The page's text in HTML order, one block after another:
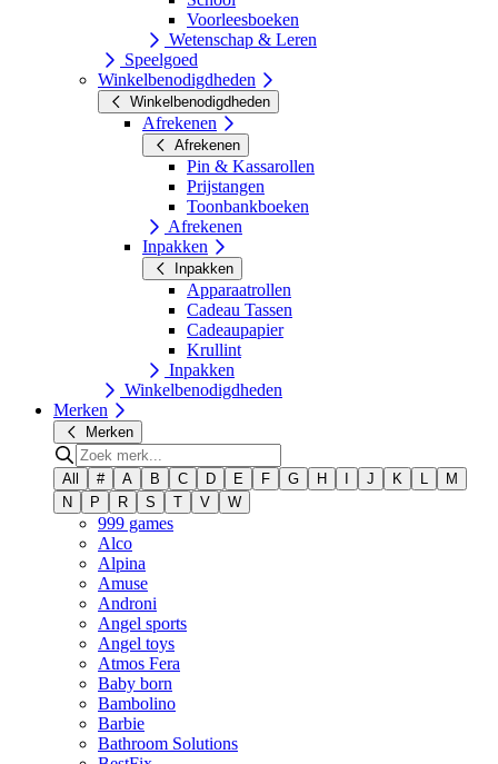
Voorleesboeken
Wetenschap & Leren
Speelgoed
Winkelbenodigdheden
Winkelbenodigdheden
Afrekenen
Afrekenen
Pin & Kassarollen
Prijstangen
Toonbankboeken
Afrekenen
Inpakken
Inpakken
Apparaatrollen
Cadeau Tassen
Cadeaupapier
Krullint
Inpakken
Winkelbenodigdheden
Merken
Merken
All # A B C D E F G H J K L
M
N
P R S T V W
999 games
Alco
Alpina
Amuse
Androni
Angel sports
Angel toys
Atmos Fera
Baby born
Bambolino
Barbie
Bathroom Solutions